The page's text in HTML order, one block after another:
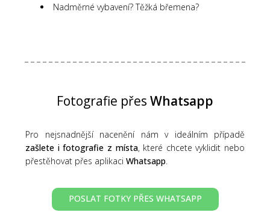
Nadměrné vybavení? Těžká břemena?
Fotografie přes Whatsapp
Pro nejsnadnější nacenění nám v ideálním případě
zašlete i fotografie z místa, které chcete vyklidit nebo
přestěhovat přes aplikaci Whatsapp.
POSLAT FOTKY PŘES WHATSAPP